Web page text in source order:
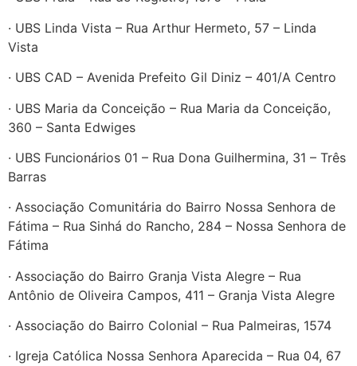
· UBS Linda Vista – Rua Arthur Hermeto, 57 – Linda
Vista
· UBS CAD – Avenida Prefeito Gil Diniz – 401/A Centro
· UBS Maria da Conceição – Rua Maria da Conceição,
360 – Santa Edwiges
· UBS Funcionários 01 – Rua Dona Guilhermina, 31 – Três
Barras
· Associação Comunitária do Bairro Nossa Senhora de
Fátima – Rua Sinhá do Rancho, 284 – Nossa Senhora de
Fátima
· Associação do Bairro Granja Vista Alegre – Rua
Antônio de Oliveira Campos, 411 – Granja Vista Alegre
· Associação do Bairro Colonial – Rua Palmeiras, 1574
· Igreja Católica Nossa Senhora Aparecida – Rua 04, 67